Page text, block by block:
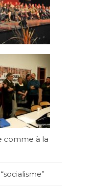
comme à la